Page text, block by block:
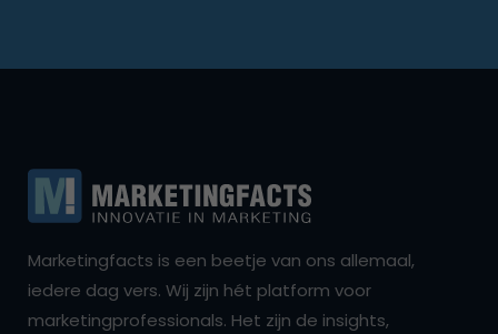
Marketingfacts is een beetje van ons allemaal,
iedere dag vers. Wij zijn hét platform voor
marketingprofessionals. Het zijn de insights,